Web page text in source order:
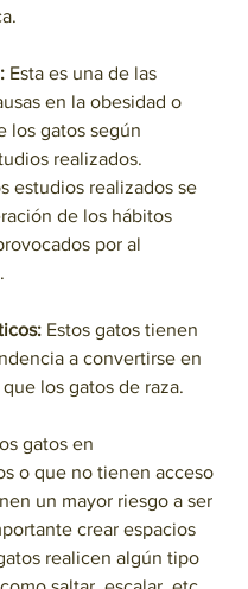
Esta es una de las
en la obesidad o
los gatos según
realizados.
estudios realizados se
de los hábitos
por al
Estos gatos tienen
a convertirse en
los gatos de raza.
gatos en
o que no tienen acceso
un mayor riesgo a ser
crear espacios
realicen algún tipo